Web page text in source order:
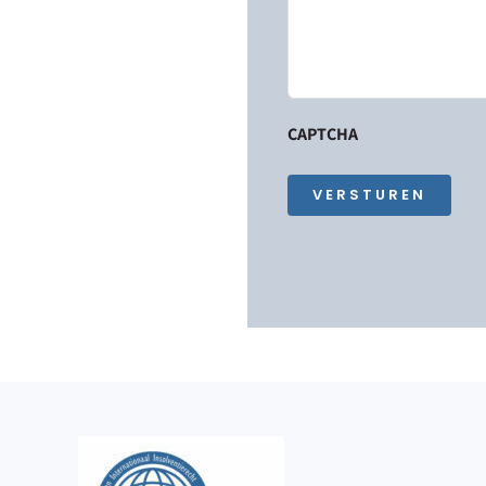
CAPTCHA